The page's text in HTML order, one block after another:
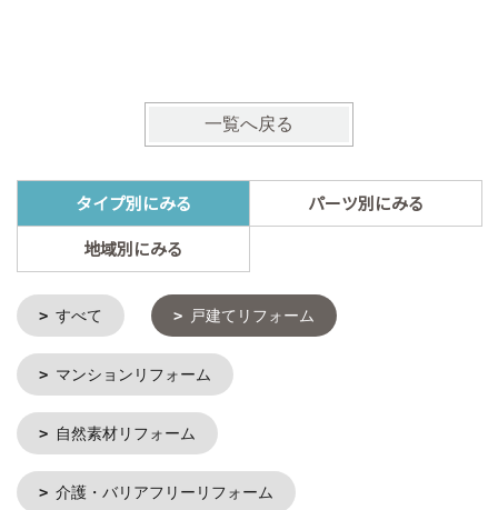
一覧へ戻る
タイプ別にみる
パーツ別にみる
地域別にみる
すべて 戸建てリフォーム
マンションリフォーム
自然素材リフォーム
介護・バリアフリーリフォーム